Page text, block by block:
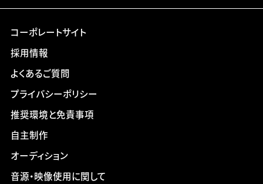
コーポレートサイト
採用情報
よくあるご質問
プライバシーポリシー
推奨環境と免責事項
自主制作
オーディション
音源・映像使用に関して